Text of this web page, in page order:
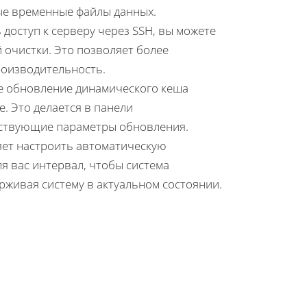
временные файлы данных.
к серверу через SSH, вы можете
очистки. Это позволяет более
динамического кеша
Это делается в панели
параметры обновления.
настроить автоматическую
вас интервал, чтобы система
систему в актуальном состоянии.